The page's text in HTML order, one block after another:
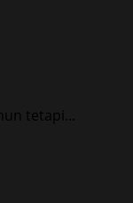
tetapi...